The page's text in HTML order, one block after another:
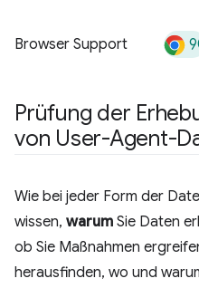
Browser Support
Prüfung der
von User-Agent-
Wie bei jeder Form der
wissen, warum Sie Daten
ob Sie Maßnahmen
herausfinden, wo und